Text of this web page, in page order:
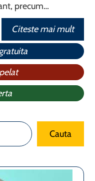
precum…
Citeste mai mult
Cauta